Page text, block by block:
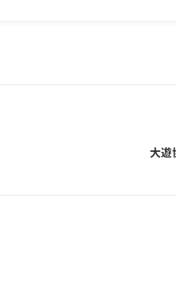
大遊